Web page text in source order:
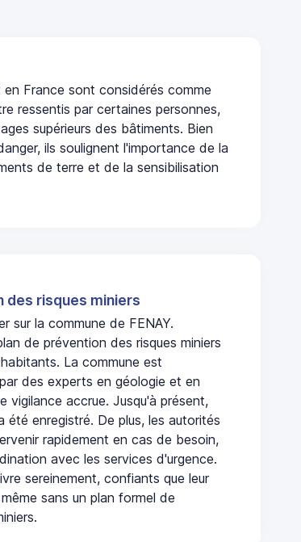
en France sont considérés comme
ressentis par certaines personnes,
supérieurs des bâtiments. Bien
ils soulignent l'importance de la
de terre et de la sensibilisation
des risques miniers
sur la commune de FENAY.
de prévention des risques miniers
La commune est
des experts en géologie et en
vigilance accrue. Jusqu'à présent,
été enregistré. De plus, les autorités
rapidement en cas de besoin,
avec les services d'urgence.
sereinement, confiants que leur
sans un plan formel de